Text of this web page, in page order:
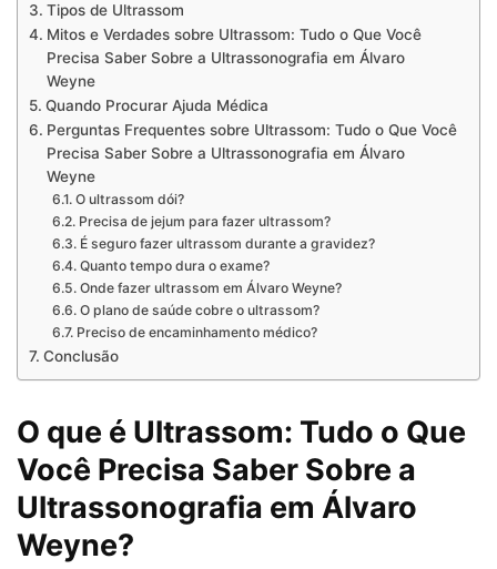
Tipos de Ultrassom
Mitos e Verdades sobre Ultrassom: Tudo o Que Você
Precisa Saber Sobre a Ultrassonografia em Álvaro
Weyne
Quando Procurar Ajuda Médica
Perguntas Frequentes sobre Ultrassom: Tudo o Que Você
Precisa Saber Sobre a Ultrassonografia em Álvaro
Weyne
O ultrassom dói?
Precisa de jejum para fazer ultrassom?
É seguro fazer ultrassom durante a gravidez?
Quanto tempo dura o exame?
Onde fazer ultrassom em Álvaro Weyne?
O plano de saúde cobre o ultrassom?
Preciso de encaminhamento médico?
Conclusão
O que é Ultrassom: Tudo o Que
Você Precisa Saber Sobre a
Ultrassonografia em Álvaro
Weyne?